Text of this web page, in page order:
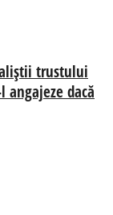
trustului
angajeze dacă